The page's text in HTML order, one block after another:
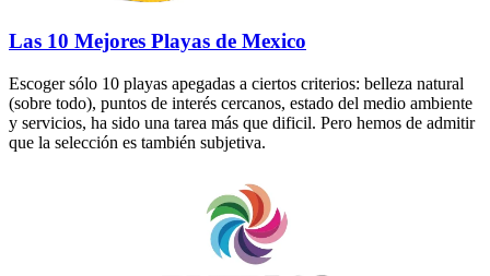
Las 10 Mejores Playas de Mexico
Escoger sólo 10 playas apegadas a ciertos criterios: belleza natural
(sobre todo), puntos de interés cercanos, estado del medio ambiente
y servicios, ha sido una tarea más que dificil. Pero hemos de admitir
que la selección es también subjetiva.